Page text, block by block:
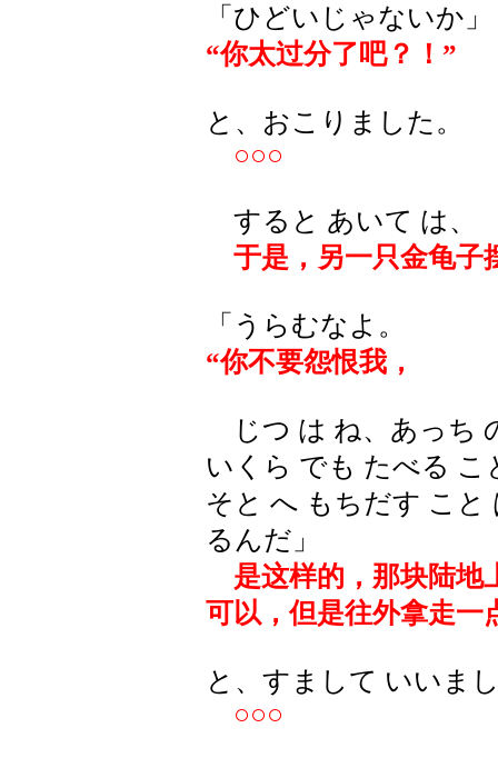
「ひどいじゃないか」
“你太过分了吧？！”
と、おこりました。
○○○
すると あいて は、
于是，另一只金龟子
「うらむなよ。
“你不要怨恨我，
じつ は ね、あっち
いくら でも たべる
そと へ もちだす こと
るんだ」
是这样的，那块陆地
可以，但是往外拿走一
と、すまして いいま
○○○